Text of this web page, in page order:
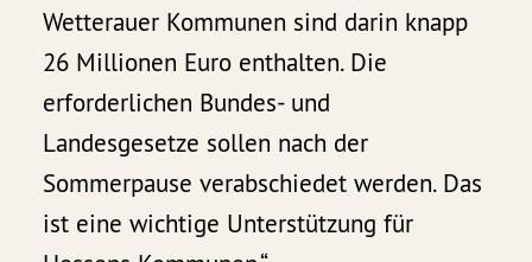
Wetterauer Kommunen sind darin knapp
26 Millionen Euro enthalten. Die
erforderlichen Bundes- und
Landesgesetze sollen nach der
Sommerpause verabschiedet werden. Das
ist eine wichtige Unterstützung für